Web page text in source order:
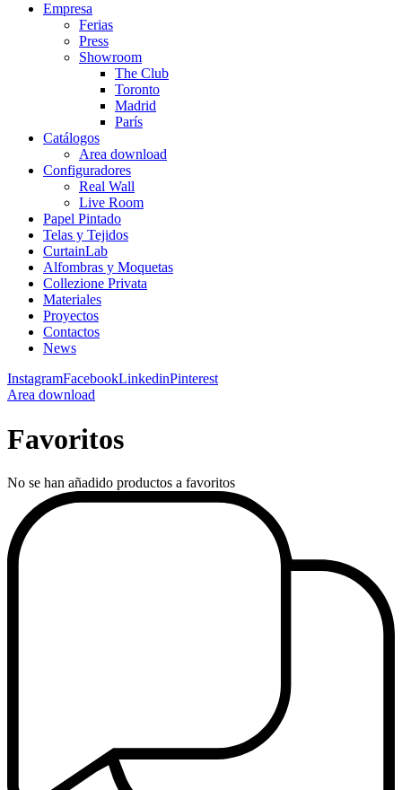
Empresa
Ferias
Press
Showroom
The Club
Toronto
Madrid
París
Catálogos
Area download
Configuradores
Real Wall
Live Room
Papel Pintado
Telas y Tejidos
CurtainLab
Alfombras y Moquetas
Collezione Privata
Materiales
Proyectos
Contactos
News
InstagramFacebookLinkedinPinterest
Area download
Favoritos
No se han añadido productos a favoritos